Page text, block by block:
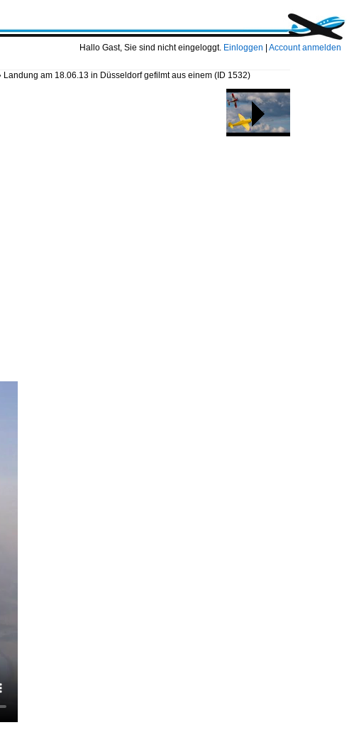
Hallo Gast, Sie sind nicht eingeloggt. Einloggen Account anmelden
Landung am 18.06.13 in Düsseldorf gefilmt aus einem (ID 1532)